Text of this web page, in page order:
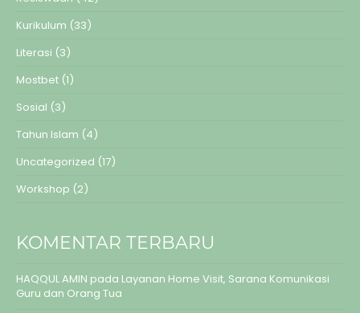
Kurikulum (33)
Literasi (3)
Mostbet (1)
Sosial (3)
Tahun Islam (4)
Uncategorized (17)
Workshop (2)
KOMENTAR TERBARU
HAQQUL AMIN pada Layanan Home Visit, Sarana Komunikasi
Guru dan Orang Tua